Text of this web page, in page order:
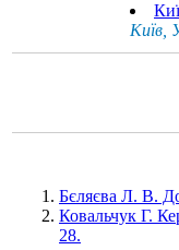
Київ,
Бєляєва Л. В.
Ковальчук Г.
28.